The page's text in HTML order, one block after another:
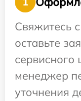
Свяжитесь
оставьте
менеджер
уточнения